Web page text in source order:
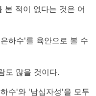
본 적이 없다는 것은 어
하수'를 육안으로 볼 수
도 많을 것이다.
수'와 '남십자성'을 모두